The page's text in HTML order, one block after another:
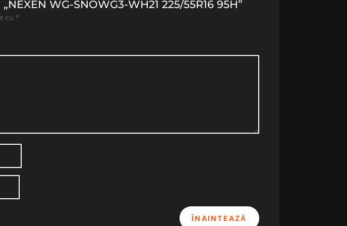
WG-SNOWG3-WH21 225/55R16 95H”
cu *
ÎNAINTEAZĂ